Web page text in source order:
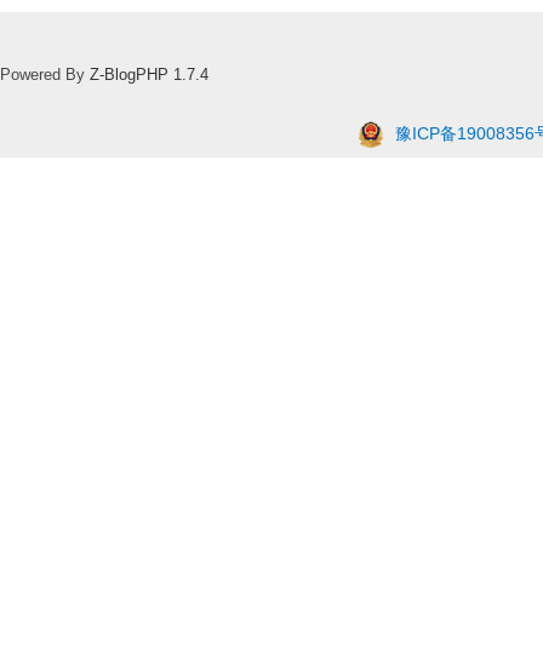
Powered By Z-BlogPHP 1.7.4
豫ICP备19008356